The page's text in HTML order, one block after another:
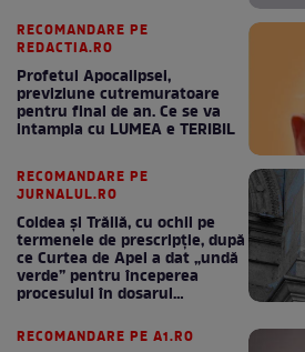
RECOMANDARE PE
REDACTIA.RO
Profetul Apocalipsei,
previziune cutremuratoare
pentru final de an. Ce se va
intampla cu LUMEA e TERIBIL
RECOMANDARE PE
JURNALUL.RO
Coldea și Trăilă, cu ochii pe
termenele de prescripție, după
ce Curtea de Apel a dat „undă
verde” pentru începerea
procesului în dosarul
RECOMANDARE PE A1.RO